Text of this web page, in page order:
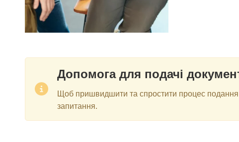
Допомога для подачі
Щоб пришвидшити та спростити процес
запитання.